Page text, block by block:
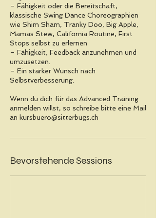
– Fähigkeit oder die Bereitschaft,
klassische Swing Dance Choreographien
wie Shim Sham, Tranky Doo, Big Apple,
Mamas Stew, California Routine, First
Stops selbst zu erlernen
– Fähigkeit, Feedback anzunehmen und
umzusetzen.
– Ein starker Wunsch nach
Selbstverbesserung.
Wenn du dich für das Advanced Training
anmelden willst, so schreibe bitte eine Mail
an kursbuero@sitterbugs.ch
Bevorstehende Sessions